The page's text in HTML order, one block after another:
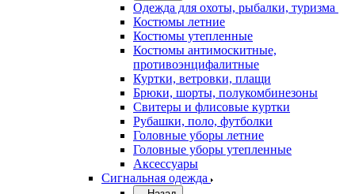
Одежда для охоты, рыбалки, туризма
Костюмы летние
Костюмы утепленные
Костюмы антимоскитные,
противоэнцифалитные
Куртки, ветровки, плащи
Брюки, шорты, полукомбинезоны
Свитеры и флисовые куртки
Рубашки, поло, футболки
Головные уборы летние
Головные уборы утепленные
Аксессуары
Сигнальная одежда